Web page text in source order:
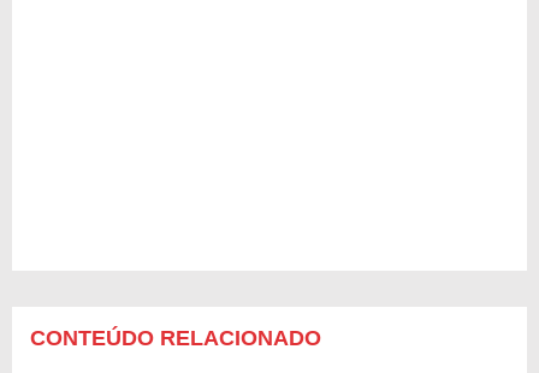
CONTEÚDO RELACIONADO